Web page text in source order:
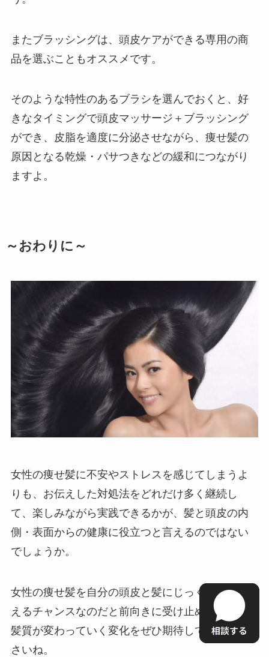
またブラッシングは、頭皮ケアができる専用の商
品を選ぶこともオススメです。
そのような特性のあるブラシを選んでおくと、好
きなタイミングで頭皮マッサージ＋ブラッシング
ができ、皮脂を適度に分泌させながら、痩せ髪の
原因となる乾燥・パサつきなどの緩和につながり
ますよ。
～おわりに～
女性の痩せ髪に不安やストレスを感じてしまうよ
りも、お伝えした対処法をどれだけ多く継続し
て、楽しみながら実践できるかが、髪と頭皮の内
側・表面からの健康に役立つと言えるのではない
でしょうか。
女性の痩せ髪を自分の頭皮と髪にじっくり向き合
えるチャンスなのだと前向きに受け止めながら、
髪質が変わっていく変化をぜひ期待してみてくだ
さいね。